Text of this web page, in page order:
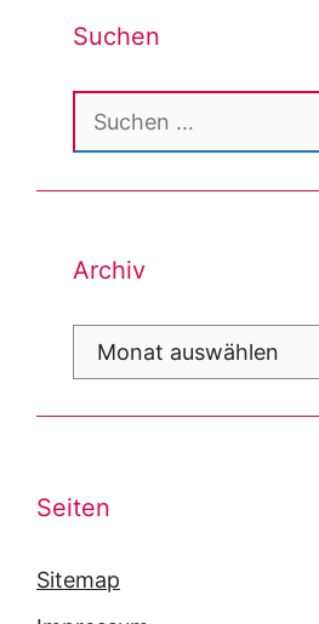
Suchen
Suchen
nach:
Archiv
Archiv
Seiten
Sitemap